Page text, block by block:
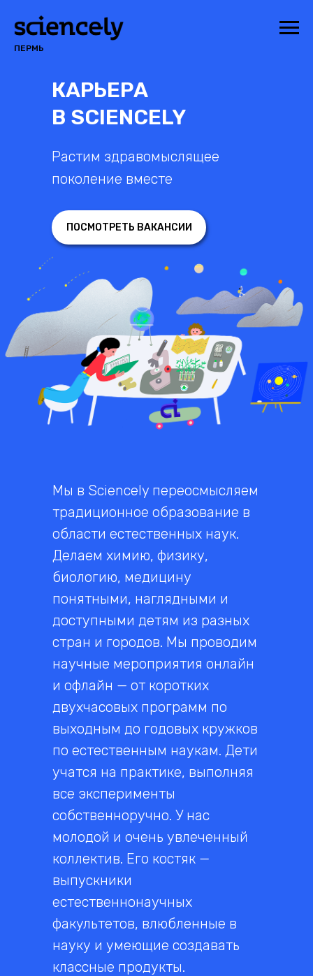
ПЕРМЬ
Растим здравомыслящее
поколение вместе
ПОСМОТРЕТЬ ВАКАНСИИ
КАРЬЕРА
В SCIENCELY
Мы в Sciencely переосмысляем
традиционное образование в
области естественных наук.
Делаем химию, физику,
биологию, медицину
понятными, наглядными и
доступными детям из разных
стран и городов. Мы проводим
научные мероприятия онлайн
и офлайн — от коротких
двухчасовых программ по
выходным до годовых кружков
по естественным наукам. Дети
учатся на практике, выполняя
все эксперименты
собственноручно. У нас
молодой и очень увлеченный
коллектив. Его костяк —
выпускники
естественнонаучных
факультетов, влюбленные в
науку и умеющие создавать
классные продукты.